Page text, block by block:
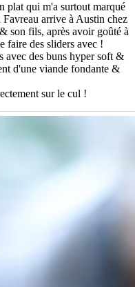
plat qui m'a surtout marqué
arrive à Austin chez
son fils, après avoir goûté à
faire des sliders avec !
avec des buns hyper soft &
d'une viande fondante &
sur le cul !